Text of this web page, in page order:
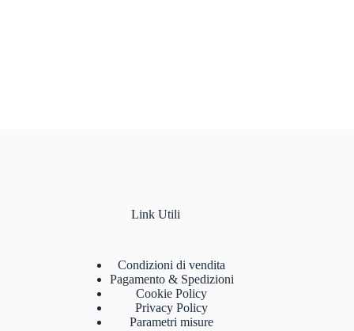
Link Utili
Condizioni di vendita
Pagamento & Spedizioni
Cookie Policy
Privacy Policy
Parametri misure